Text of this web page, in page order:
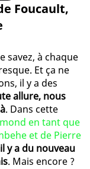
Foucault,
savez, à chaque
Et ça ne
il y a des
allure, nous
. Dans cette
en tant que
et de Pierre
y a du nouveau
. Mais encore ?